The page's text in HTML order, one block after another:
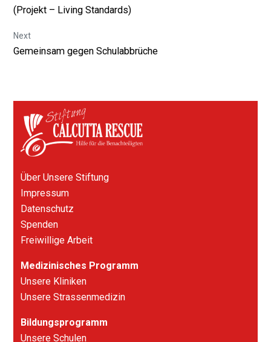
post:
(Projekt – Living Standards)
Next
Next
Gemeinsam gegen Schulabbrüche
Über Unsere Stiftung
Impressum
Datenschutz
Spenden
Freiwillige Arbeit
Medizinisches Programm
Unsere Kliniken
Unsere Strassenmedizin
Bildungsprogramm
Unsere Schulen